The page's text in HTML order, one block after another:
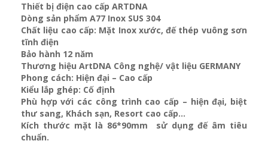
Thiết bị điện cao cấp ARTDNA
Dòng sản phẩm A77 Inox SUS 304
Chất liệu cao cấp: Mặt Inox xước, đế thép vuông sơn
tĩnh điện
Bảo hành 12 năm
Thương hiệu ArtDNA Công nghệ/ vật liệu GERMANY
Phong cách: Hiện đại – Cao cấp
Kiểu lắp ghép: Cố định
Phù hợp với các công trình cao cấp – hiện đại, biệt
thư sang, Khách sạn, Resort cao cấp…
Kích thước mặt là 86*90mm sử dụng đế âm tiêu
chuẩn.